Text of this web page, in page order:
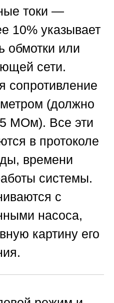
токи —
10% указывает
обмотки или
сети.
сопротивление
(должно
МОм). Все эти
в протоколе
времени
системы.
с
насоса,
картину его